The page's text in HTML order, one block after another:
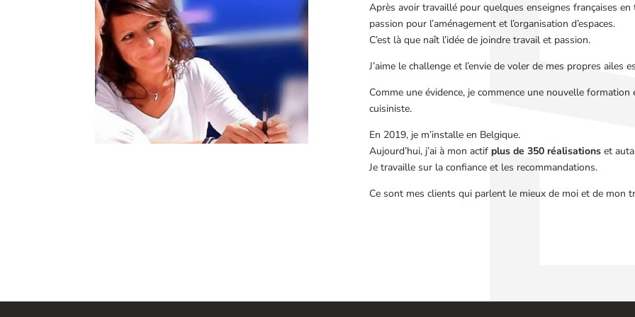
Après avoir travaillé pour quelques enseignes françaises
passion pour l’aménagement et l’organisation d’espaces.
C’est là que naît l’idée de joindre travail et passion.
J’aime le challenge et l’envie de voler de mes propres ailes
Comme une évidence, je commence une nouvelle
cuisiniste.
En 2019, je m’installe en Belgique.
Aujourd’hui, j’ai à mon actifplus de 350 réalisations et
Je travaille sur la confiance et les recommandations.
Ce sont mes clients qui parlent le mieux de moi et de mon